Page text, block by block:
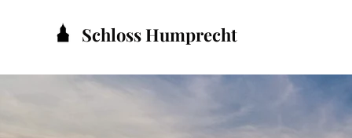
Schloss Humprecht